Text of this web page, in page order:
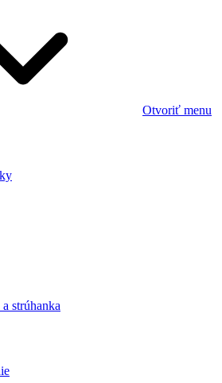
Otvoriť menu
strúhanka